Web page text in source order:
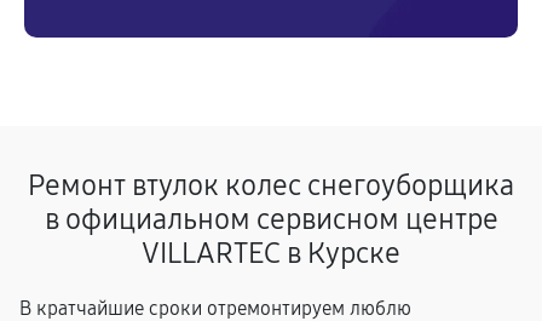
Ремонт втулок колес снегоуборщика
в официальном сервисном центре
VILLARTEC в Курске
В кратчайшие сроки отремонтируем люблю